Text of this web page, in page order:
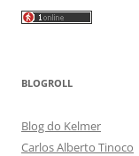
BLOGROLL
Blog do Kelmer
Carlos Alberto Tinoco